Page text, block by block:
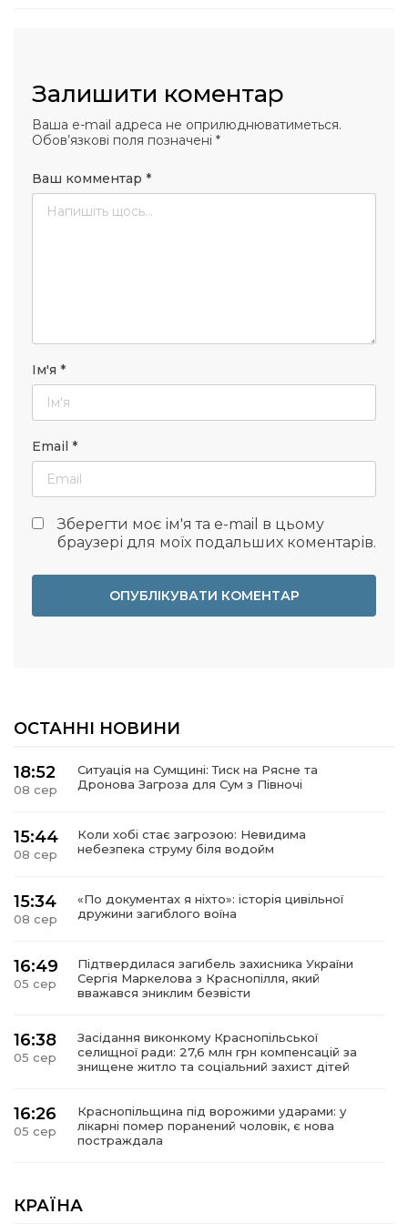
Залишити коментар
Ваша e-mail адреса не оприлюднюватиметься.
Обов’язкові поля позначені *
Ваш комментар *
Ім'я *
Email *
Зберегти моє ім'я та e-mail в цьому
браузері для моїх подальших коментарів.
ОСТАННІ НОВИНИ
18:52
08 сер
Ситуація на Сумщині: Тиск на Рясне та
Дронова Загроза для Сум з Півночі
15:44
08 сер
Коли хобі стає загрозою: Невидима
небезпека струму біля водойм
15:34
08 сер
«По документах я ніхто»: історія цивільної
дружини загиблого воїна
16:49
05 сер
Підтвердилася загибель захисника України
Сергія Маркелова з Краснопілля, який
вважався зниклим безвісти
16:38
05 сер
Засідання виконкому Краснопільської
селищної ради: 27,6 млн грн компенсацій за
знищене житло та соціальний захист дітей
16:26
05 сер
Краснопільщина під ворожими ударами: у
лікарні помер поранений чоловік, є нова
постраждала
05 сер
можуть врятувати життя під час обстрілу
КРАЇНА